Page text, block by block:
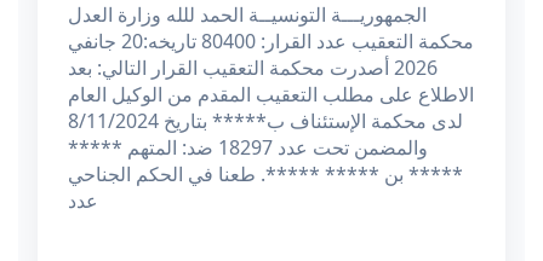
الجمهوريـــة التونسيــة الحمد للله وزارة العدل
محكمة التعقيب عدد القرار: 80400 تاريخه:20 جانفي
2026 أصدرت محكمة التعقيب القرار التالي: بعد
الاطلاع على مطلب التعقيب المقدم من الوكيل العام
لدى محكمة الإستئناف ب***** بتاريخ 8/11/2024
والمضمن تحت عدد 18297 ضد: المتهم *****
***** بن ***** *****. طعنا في الحكم الجناحي
عدد